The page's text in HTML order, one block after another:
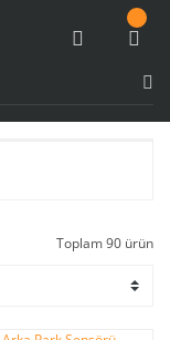
Toplam 90 ürün